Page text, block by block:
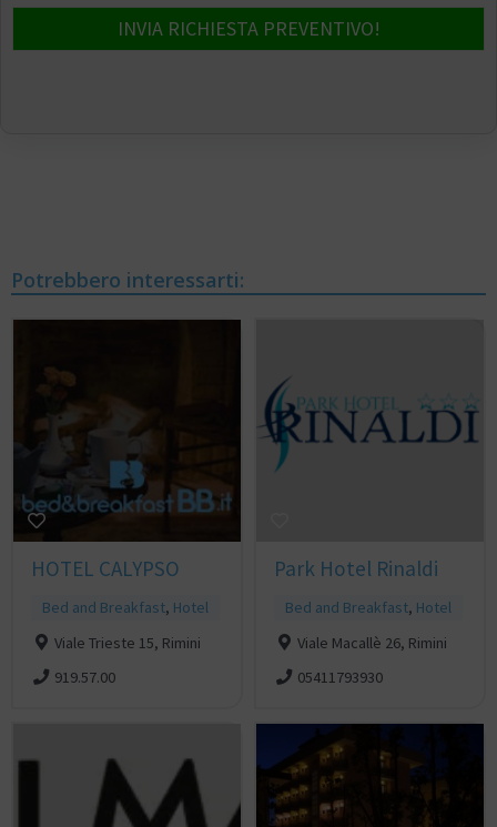
INVIA RICHIESTA PREVENTIVO!
Potrebbero interessarti:
HOTEL CALYPSO
Bed and Breakfast, Hotel
Viale Trieste 15, Rimini
919.57.00
Park Hotel Rinaldi
Bed and Breakfast, Hotel
Viale Macallè 26, Rimini
05411793930